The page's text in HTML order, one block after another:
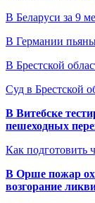
В Беларуси за 9
В Германии
В Брестской
Суд в Брестской
В Витебске
пешеходных
Как подготовить
В Орше пожар
возгорание